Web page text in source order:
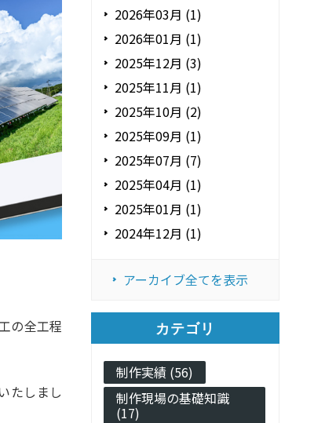
の全工程
たしまし
2026年03月 (1)
2026年01月 (1)
2025年12月 (3)
2025年11月 (1)
2025年10月 (2)
2025年09月 (1)
2025年07月 (7)
2025年04月 (1)
2025年01月 (1)
2024年12月 (1)
アーカイブ全てを表示
カテゴリ
制作実績 (56)
制作現場の基礎知識
(17)